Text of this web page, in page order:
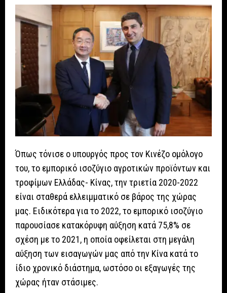
Όπως τόνισε ο υπουργός προς τον Κινέζο ομόλογο
του, το εμπορικό ισοζύγιο αγροτικών προϊόντων και
τροφίμων Ελλάδας- Κίνας, την τριετία 2020-2022
είναι σταθερά ελλειμματικό σε βάρος της χώρας
μας. Ειδικότερα για το 2022, το εμπορικό ισοζύγιο
παρουσίασε κατακόρυφη αύξηση κατά 75,8% σε
σχέση με το 2021, η οποία οφείλεται στη μεγάλη
αύξηση των εισαγωγών μας από την Κίνα κατά το
ίδιο χρονικό διάστημα, ωστόσο οι εξαγωγές της
χώρας ήταν στάσιμες.